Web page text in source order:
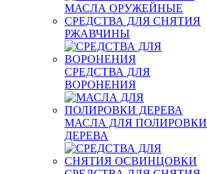
МАСЛА ОРУЖЕЙНЫЕ
СРЕДСТВА ДЛЯ СНЯТИЯ
РЖАВЧИНЫ
СРЕДСТВА ДЛЯ
ВОРОНЕНИЯ
МАСЛА ДЛЯ ПОЛИРОВКИ
ДЕРЕВА